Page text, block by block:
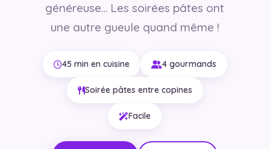
généreuse… Les soirées pâtes ont
une autre gueule quand même !
45 min en cuisine 4 gourmands
Soirée pâtes entre copines
Facile